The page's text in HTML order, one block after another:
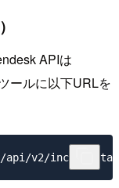
APIは
ールに以下URLを
api/v2/